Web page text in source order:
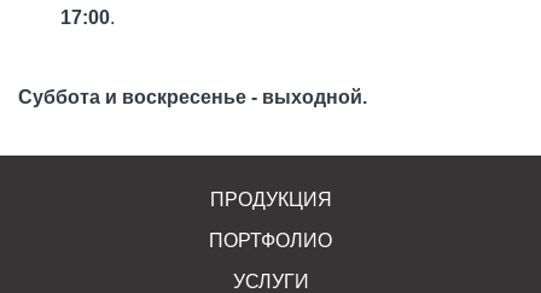
17:00.
Суббота и воскресенье - выходной.
ПРОДУКЦИЯ
ПОРТФОЛИО
УСЛУГИ